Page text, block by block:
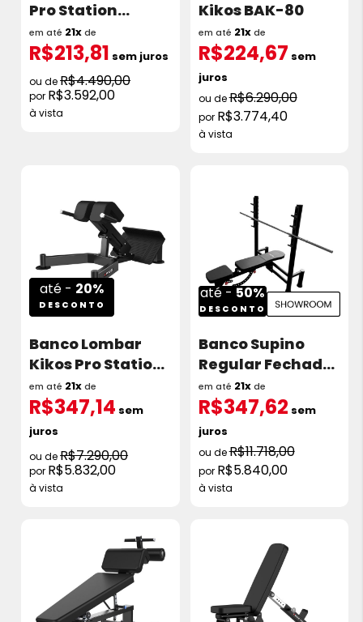
Pro Station
TTFW84
R$4.490,00
R$3.592,00
à vista
em até 21xde
R$213,81 sem juros
Kikos BAK-80
R$6.290,00
R$3.774,40
à vista
em até 21xde
R$224,67 sem
juros
até - 20%
DESCONTO
Banco Lombar
Kikos Pro Station
TTFW52
R$7.290,00
R$5.832,00
à vista
em até 21xde
R$347,14 sem
juros
até - 50%
DESCONTO
Banco Supino
Regular Fechado
0 A 45 - Smart
Repair Showroom
R$11.718,00
R$5.840,00
à vista
em até 21xde
R$347,62 sem
juros